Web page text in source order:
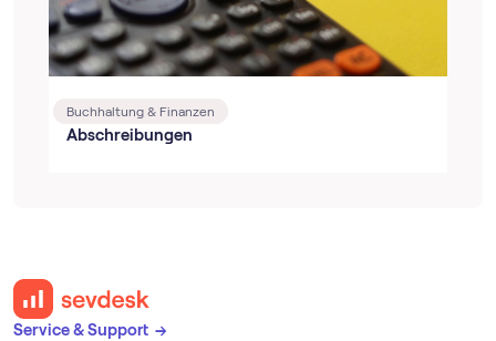
Buchhaltung & Finanzen
Abschreibungen
Service & Support →